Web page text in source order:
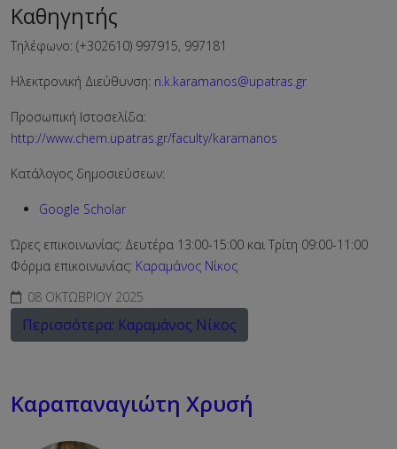
Καθηγητής
Τηλέφωνο: (+302610) 997915, 997181
Ηλεκτρονική Διεύθυνση: n.k.karamanos@upatras.gr
Προσωπική Ιστοσελίδα:
http://www.chem.upatras.gr/faculty/karamanos
Κατάλογος δημοσιεύσεων:
Google Scholar
Ώρες επικοινωνίας: Δευτέρα 13:00-15:00 και Τρίτη 09:00-11:00
Φόρμα επικοινωνίας: Καραμάνος Νίκος
08 ΟΚΤΩΒΡΊΟΥ 2025
Περισσότερα: Καραμάνος Νίκος
Καραπαναγιώτη Χρυσή